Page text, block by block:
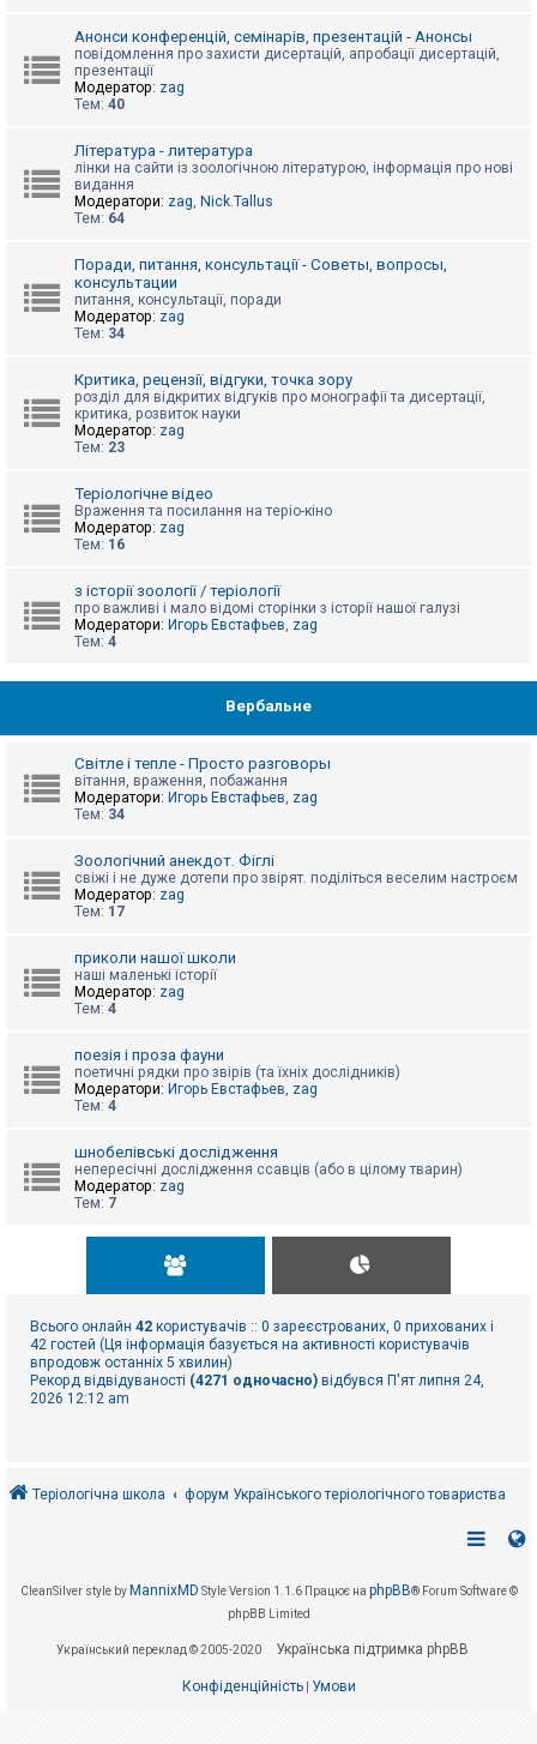
П
м
о
г
Анонси конференцій, семінарів, презентацій - Анонсы
повідомлення про захисти дисертацій, апробації дисертацій,
презентації
Модератор: zag
Тем: 40
Література - литература
лінки на сайти із зоологічною літературою, інформація про нові
видання
Модератори: zag, Nick.Tallus
Тем: 64
Поради, питання, консультації - Советы, вопросы,
консультации
питання, консультації, поради
Модератор: zag
Тем: 34
Критика, рецензії, відгуки, точка зору
розділ для відкритих відгуків про монографії та дисертації,
критика, розвиток науки
Модератор: zag
Тем: 23
Теріологічне відео
Враження та посилання на теріо-кіно
Модератор: zag
Тем: 16
з історії зоології / теріології
про важливі і мало відомі сторінки з історії нашої галузі
Модератори: Игорь Евстафьев, zag
Тем: 4
Вербальне
Світле і тепле - Просто разговоры
вітання, враження, побажання
Модератори: Игорь Евстафьев, zag
Тем: 34
Зоологічний анекдот. Фіглі
свіжі і не дуже дотепи про звірят. поділіться веселим настроєм
Модератор: zag
Тем: 17
приколи нашої школи
наші маленькі історії
Модератор: zag
Тем: 4
поезія і проза фауни
поетичні рядки про звірів (та їхніх дослідників)
Модератори: Игорь Евстафьев, zag
Тем: 4
шнобелівські дослідження
непересічні дослідження ссавців (або в цілому тварин)
Модератор: zag
Тем: 7
Всього онлайн 42 користувачів :: 0 зареєстрованих, 0 прихованих і
42 гостей (Ця інформація базується на активності користувачів
впродовж останніх 5 хвилин)
Рекорд відвідуваності (4271 одночасно) відбувся П'ят липня 24,
2026 12:12 am
Теріологічна школа форум Українського теріологічного товариства
CleanSilver style by MannixMD Style Version 1.1.6 Працює на phpBB® Forum Software ©
phpBB Limited
Український переклад © 2005-2020 Українська підтримка phpBB
Конфіденційність| Умови